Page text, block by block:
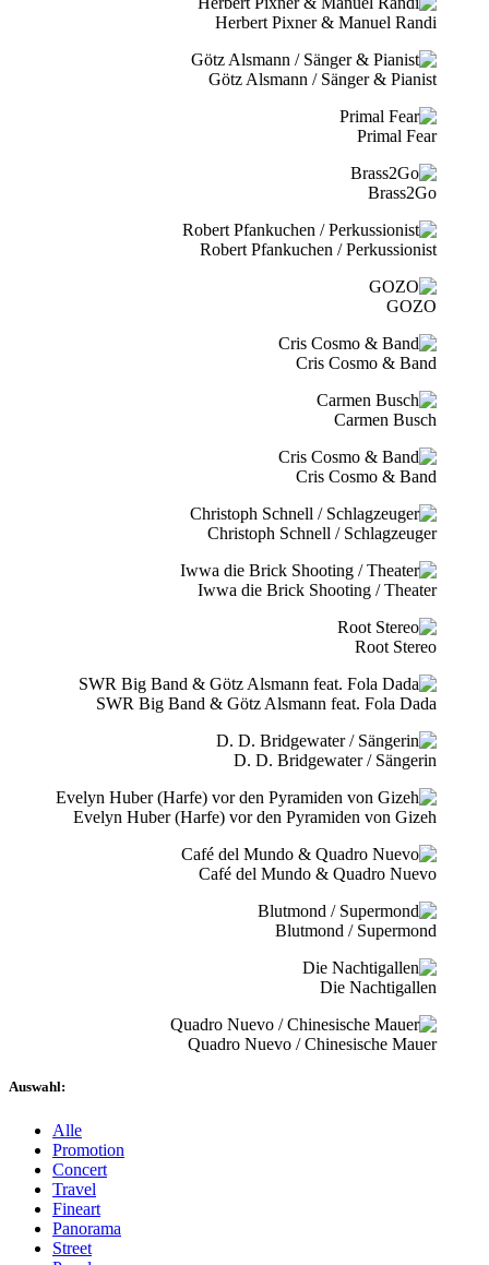
Herbert Pixner & Manuel Randi
Götz Alsmann / Sänger & Pianist
Primal Fear
Brass2Go
Robert Pfankuchen / Perkussionist
GOZO
Cris Cosmo & Band
Carmen Busch
Cris Cosmo & Band
Christoph Schnell / Schlagzeuger
Iwwa die Brick Shooting / Theater
Root Stereo
SWR Big Band & Götz Alsmann feat. Fola Dada
D. D. Bridgewater / Sängerin
Evelyn Huber (Harfe) vor den Pyramiden von Gizeh
Café del Mundo & Quadro Nuevo
Blutmond / Supermond
Die Nachtigallen
Quadro Nuevo / Chinesische Mauer
Auswahl:
Alle
Promotion
Concert
Travel
Fineart
Panorama
Street